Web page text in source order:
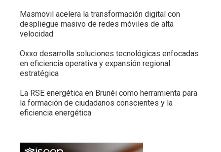
Masmovil acelera la transformación digital con
despliegue masivo de redes móviles de alta
velocidad
Oxxo desarrolla soluciones tecnológicas enfocadas
en eficiencia operativa y expansión regional
estratégica
La RSE energética en Brunéi como herramienta para
la formación de ciudadanos conscientes y la
eficiencia energética